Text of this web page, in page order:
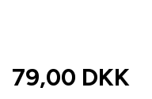
79,00 DKK